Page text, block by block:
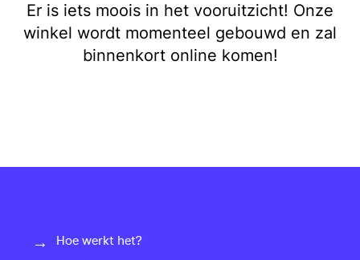
Er is iets moois in het vooruitzicht! Onze
winkel wordt momenteel gebouwd en zal
binnenkort online komen!
Hoe werkt het?